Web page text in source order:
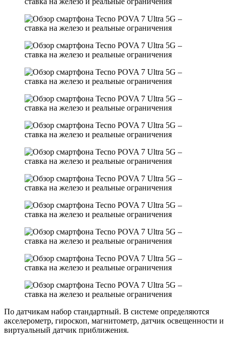
По датчикам набор стандартный. В системе определяются
акселерометр, гироскоп, магнитометр, датчик освещенности и
виртуальный датчик приближения.